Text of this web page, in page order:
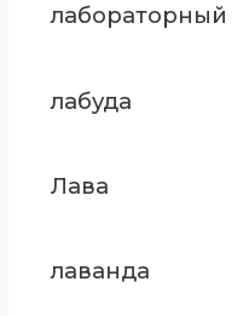
лабораторный
лабуда
Лава
лаванда